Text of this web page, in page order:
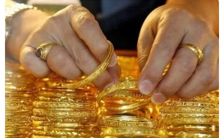
Nhóm phóng viên đã phải liên lạc với lực lượng
công an xã, công an huyện, nhưng nhóm đối
tượng vẫn hết sức hung hãn, đe dọa, đồng thời
thách thức cả nhóm phóng viên và cơ quan chức
năng./.
(Vietnam+)